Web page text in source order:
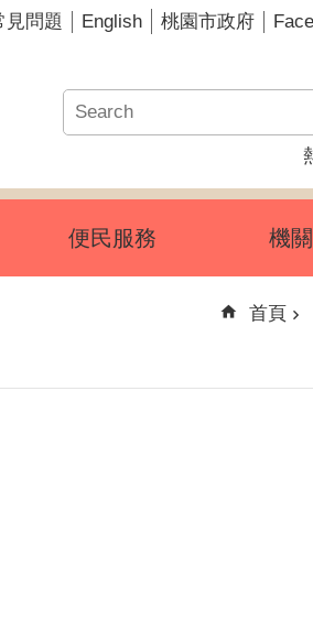
見問題 English 桃園市政府
便民服務 機
首頁